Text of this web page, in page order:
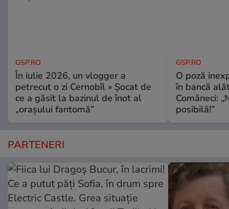
GSP.RO
În iulie 2026, un vlogger a
petrecut o zi Cernobîl » Șocat de
ce a găsit la bazinul de înot al
„orașului fantomă”
GSP.RO
O poză
în bancă
Comăneci:
posibilă!”
PARTENERI